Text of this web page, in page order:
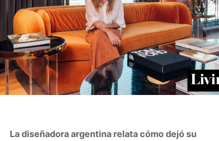
La diseñadora argentina relata cómo dejó su